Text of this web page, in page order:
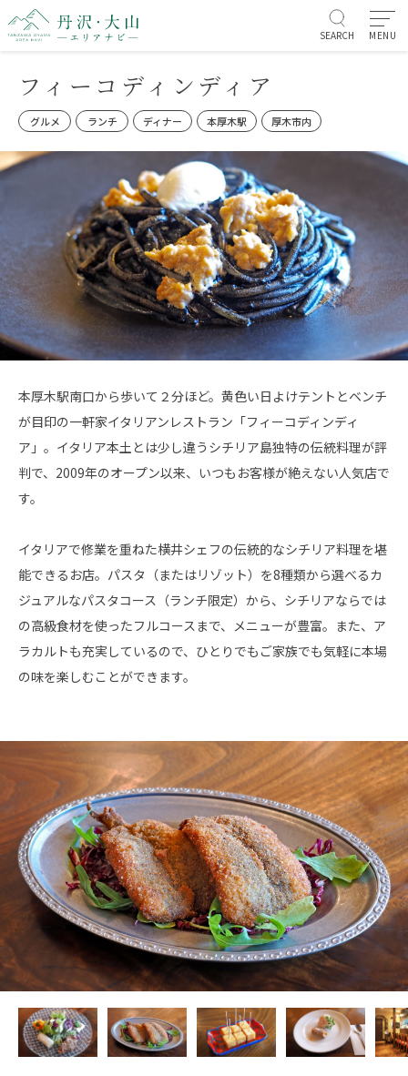
SEARCH MENU
お知らせ/イベント
フィーコディンディア
グルメ ランチ ディナー 本厚木駅 厚木市内
本厚木駅南口から歩いて２分ほど。黄色い日よけテントとベンチ
が目印の一軒家イタリアンレストラン「フィーコディンディ
ア」。イタリア本土とは少し違うシチリア島独特の伝統料理が評
判で、2009年のオープン以来、いつもお客様が絶えない人気店で
す。
イタリアで修業を重ねた横井シェフの伝統的なシチリア料理を堪
能できるお店。パスタ（またはリゾット）を8種類から選べるカ
ジュアルなパスタコース（ランチ限定）から、シチリアならでは
の高級食材を使ったフルコースまで、メニューが豊富。また、ア
ラカルトも充実しているので、ひとりでもご家族でも気軽に本場
の味を楽しむことができます。